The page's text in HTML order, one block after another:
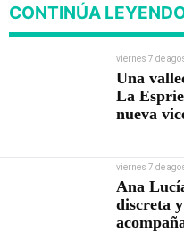
CONTINÚA
viernes 7 de
Una
La
nueva
viernes 7 de
Ana
discreta